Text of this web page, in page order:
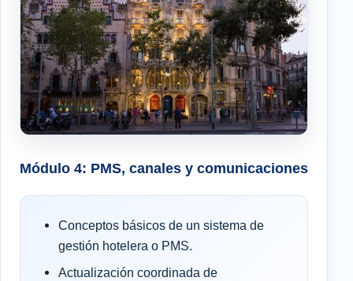
Módulo 4: PMS, canales y comunicaciones
Conceptos básicos de un sistema de
gestión hotelera o PMS.
Actualización coordinada de